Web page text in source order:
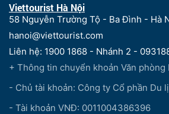
Viettourist Hà Nội
58 Nguyễn Trường Tộ - Ba Đình - Hà
hanoi@viettourist.com
Liên hệ: 1900 1868 - Nhánh 2 -
+ Thông tin chuyển khoản Văn phòng
- Chủ tài khoản: Công ty Cổ phần Du
- Tài khoản VNĐ: 0011004386396